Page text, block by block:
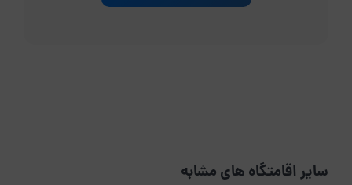
سایر اقامتگاه های مشابه